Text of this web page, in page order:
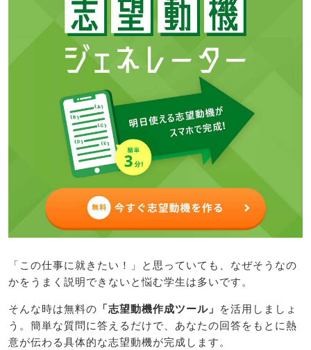
「この仕事に就きたい！」と思っていても、なぜそうなの
かをうまく説明できないと悩む学生は多いです。
そんな時は無料の 「志望動機作成ツール」 を活用しましょ
う。簡単な質問に答えるだけで、あなたの回答をもとに熱
意が伝わる具体的な志望動機が完成します。